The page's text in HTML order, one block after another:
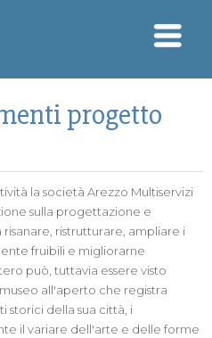
progetto
la società Arezzo Multiservizi
sulla progettazione e
ristrutturare, ampliare i
fruibili e migliorarne
può, tuttavia essere visto
all'aperto che registra
storici della sua città, i
il variare dell'arte e delle forme